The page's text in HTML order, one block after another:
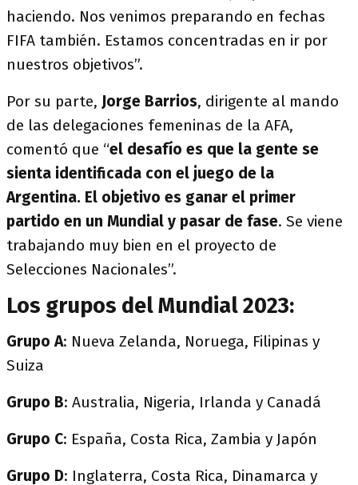
haciendo. Nos venimos preparando en fechas
FIFA también. Estamos concentradas en ir por
nuestros objetivos”.
Por su parte, Jorge Barrios, dirigente al mando
de las delegaciones femeninas de la AFA,
comentó que “el desafío es que la gente se
sienta identificada con el juego de la
Argentina. El objetivo es ganar el primer
partido en un Mundial y pasar de fase. Se viene
trabajando muy bien en el proyecto de
Selecciones Nacionales”.
Los grupos del Mundial 2023:
Grupo A: Nueva Zelanda, Noruega, Filipinas y
Suiza
Grupo B: Australia, Nigeria, Irlanda y Canadá
Grupo C: España, Costa Rica, Zambia y Japón
Grupo D: Inglaterra, Costa Rica, Dinamarca y